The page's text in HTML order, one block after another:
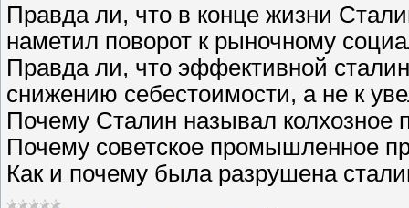
Правда ли, что в конце жизни
наметил поворот к рыночному
Правда ли, что эффективной
снижению себестоимости, а не к
Почему Сталин называл колхозное
Почему советское промышленное
Как и почему была разрушена